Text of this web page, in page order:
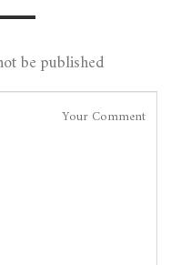
be published.